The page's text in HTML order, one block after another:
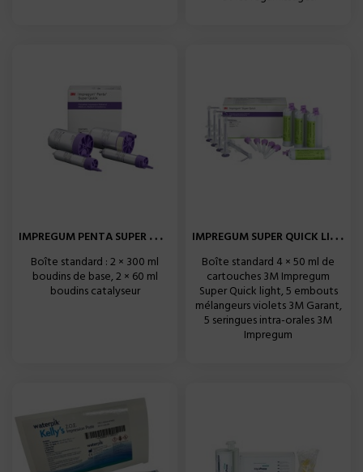
I
MPREGUM PENTA SUPER QUICK...
Boîte standard : 2 × 300 ml
boudins de base, 2 × 60 ml
boudins catalyseur
I
MPREGUM SUPER QUICK LIGHT...
Boîte standard 4 × 50 ml de
cartouches 3M Impregum
Super Quick light, 5 embouts
mélangeurs violets 3M Garant,
5 seringues intra-orales 3M
Impregum